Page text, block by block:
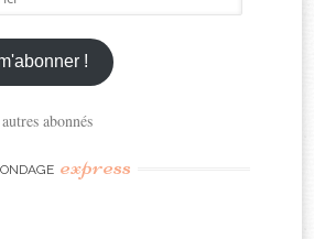
!
abonnés
express